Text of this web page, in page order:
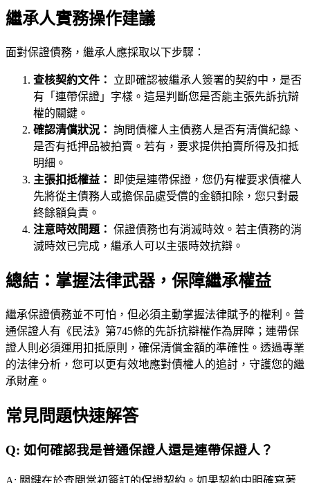
繼承人實務操作建議
面對保證債務，繼承人應採取以下步驟：
查核契約文件：
立即確認被繼承人簽署的契約中，是否
有「連帶保證」字樣。這是判斷您是否能主張先訴抗辯
權的關鍵。
確認清償狀況： 詢問債權人主債務人是否有清償紀錄、
是否有抵押品被拍賣。若有，要求提供拍賣所得及扣抵
明細。
主張扣抵權益：
即使是連帶保證，您仍有權要求債權人
先將從主債務人或擔保品處受償的金額扣除，您只對最
終餘額負責。
注意時效問題： 保證債務也有消滅時效。若主債務的消
滅時效已完成，繼承人可以主張時效抗辯。
總結：掌握法律武器，保障繼承權益
繼承保證債務並不可怕，但必須主動掌握法律賦予的權利。普
通保證人有《民法》第745條的先訴抗辯權作為屏障；連帶保
證人則必須運用扣抵原則，確保清償金額的準確性。透過專業
的法律分析，您可以更有效地應對債權人的追討，守護您的繼
承財產。
常見問題快速解答
Q: 如何確認我是普通保證人還是連帶保證人？